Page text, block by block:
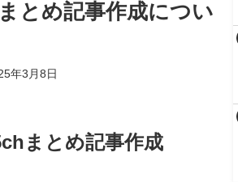
とめ記事作成につい
年3月8日
まとめ記事作成